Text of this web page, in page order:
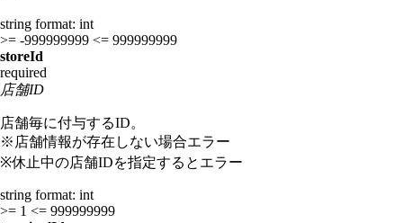
string format: int
>= -999999999 <= 999999999
storeId
required
店舗ID
店舗毎に付与するID。
※店舗情報が存在しない場合エラー
※休止中の店舗IDを指定するとエラー
string format: int
>= 1 <= 999999999